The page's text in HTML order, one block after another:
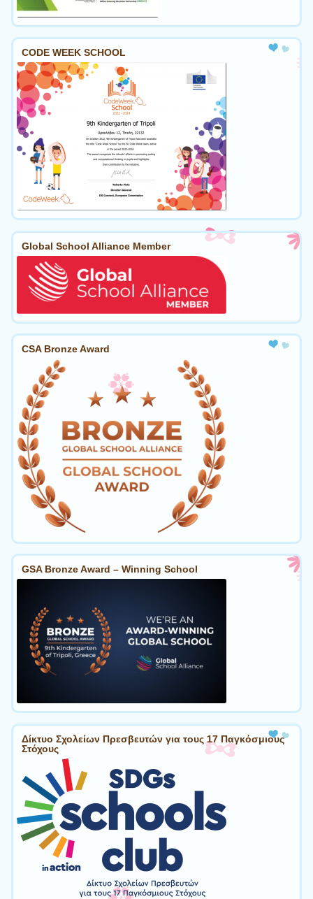
CODE WEEK SCHOOL
Global School Alliance Member
CSA Bronze Award
GSA Bronze Award – Winning School
Δίκτυο Σχολείων Πρεσβευτών για τους 17 Παγκόσμιους
Στόχους